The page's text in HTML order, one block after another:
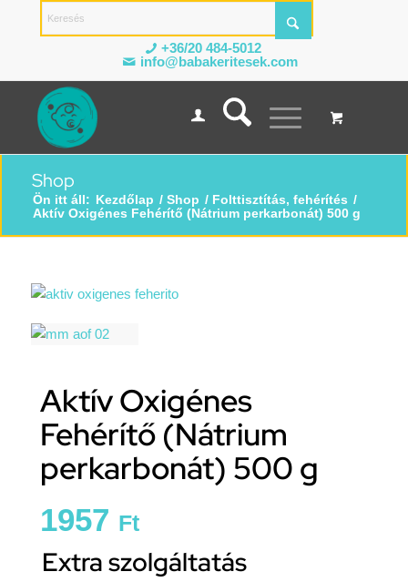
+36/20 484-5012
info@babakeritesek.com
Shop
Ön itt áll: Kezdőlap / Shop / Folttisztítás, fehérítés /
Aktív Oxigénes Fehérítő (Nátrium perkarbonát) 500 g
Aktív Oxigénes
Fehérítő (Nátrium
perkarbonát) 500 g
1957 Ft
Extra szolgáltatás